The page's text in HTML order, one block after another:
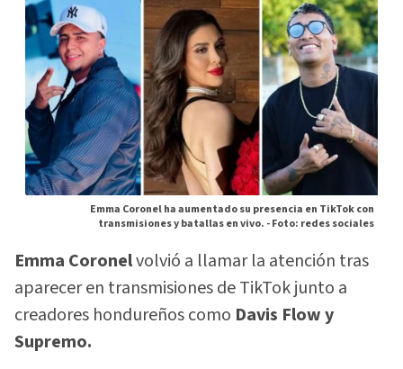
Emma Coronel ha aumentado su presencia en TikTok con
transmisiones y batallas en vivo. -Foto: redes sociales
Emma Coronelvolvió a llamar la atención tras
aparecer en transmisiones de TikTok junto a
creadores hondureños como Davis Flow y
Supremo.